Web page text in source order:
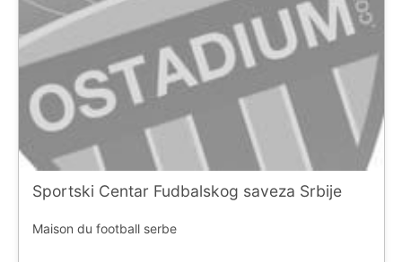
Sportski Centar Fudbalskog saveza Srbije
Maison du football serbe